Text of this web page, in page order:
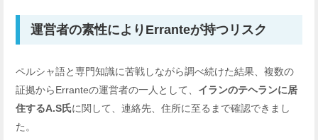
運営者の素性によりErranteが持つリスク
ペルシャ語と専門知識に苦戦しながら調べ続けた結果、複数の
証拠からErranteの運営者の一人として、 イランのテヘランに居
住するA.S氏に関して、連絡先、住所に至るまで確認できまし
た。